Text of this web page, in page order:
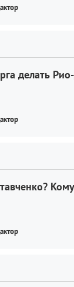
делать